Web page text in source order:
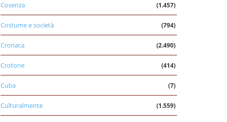
Cosenza (1.457)
Costume e società (794)
Cronaca (2.490)
Crotone (414)
Cuba (7)
Culturalmente (1.559)